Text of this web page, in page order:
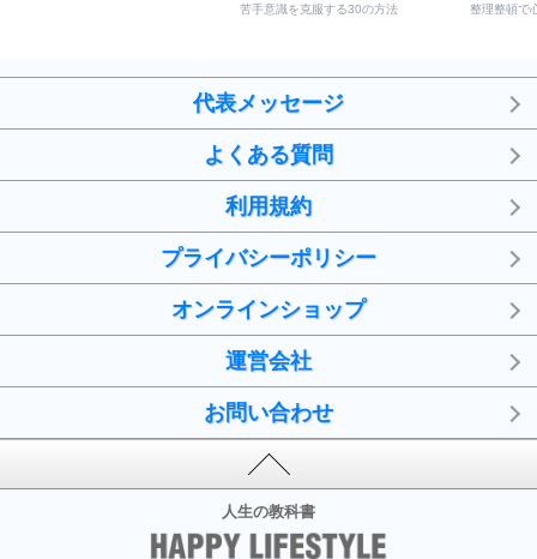
苦手意識を克服する30の方法 整理整頓で
代表メッセージ
よくある質問
利用規約
プライバシーポリシー
オンラインショップ
運営会社
お問い合わせ
人生の教科書